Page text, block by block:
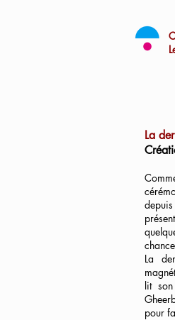
La
La
lit
pour